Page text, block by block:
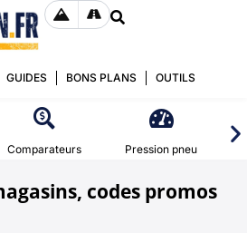
GUIDES BONS PLANS OUTILS
Comparateurs Pression pneu
codes promos